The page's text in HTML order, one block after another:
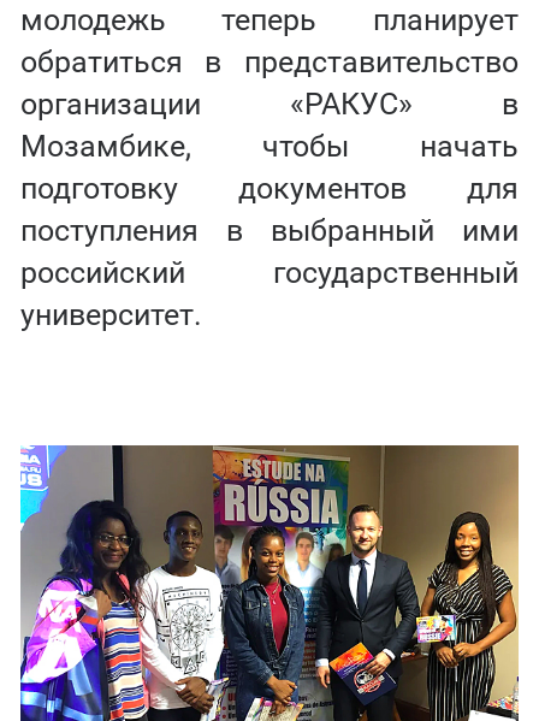
молодежь теперь планирует
обратиться в представительство
организации «РАКУС» в
Мозамбике, чтобы начать
подготовку документов для
поступления в выбранный ими
российский государственный
университет.